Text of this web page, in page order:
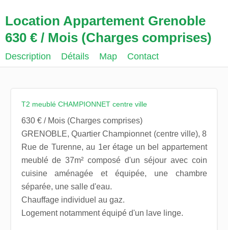
Location Appartement Grenoble
630 € / Mois (Charges comprises)
Description Détails Map Contact
T2 meublé CHAMPIONNET centre ville
630 € / Mois (Charges comprises)
GRENOBLE, Quartier Championnet (centre ville), 8
Rue de Turenne, au 1er étage un bel appartement
meublé de 37m² composé d'un séjour avec coin
cuisine aménagée et équipée, une chambre
séparée, une salle d'eau.
Chauffage individuel au gaz.
Logement notamment équipé d'un lave linge.